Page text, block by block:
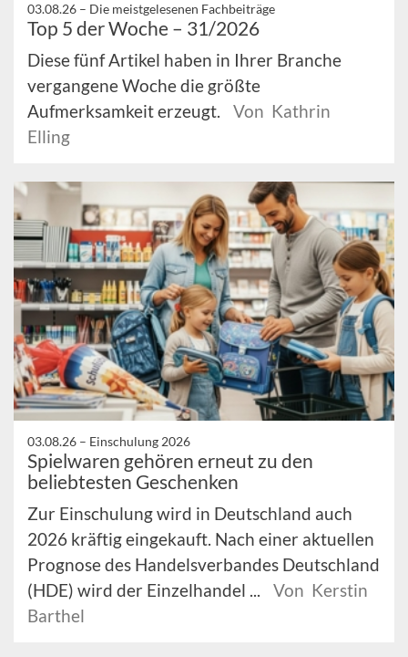
03.08.26 – Die meistgelesenen Fachbeiträge
Top 5 der Woche – 31/2026
Diese fünf Artikel haben in Ihrer Branche
vergangene Woche die größte
Aufmerksamkeit erzeugt.
Von Kathrin
Elling
03.08.26 – Einschulung 2026
Spielwaren gehören erneut zu den
beliebtesten Geschenken
Zur Einschulung wird in Deutschland auch
2026 kräftig eingekauft. Nach einer aktuellen
Prognose des Handelsverbandes Deutschland
(HDE) wird der Einzelhandel ...
Von Kerstin
Barthel